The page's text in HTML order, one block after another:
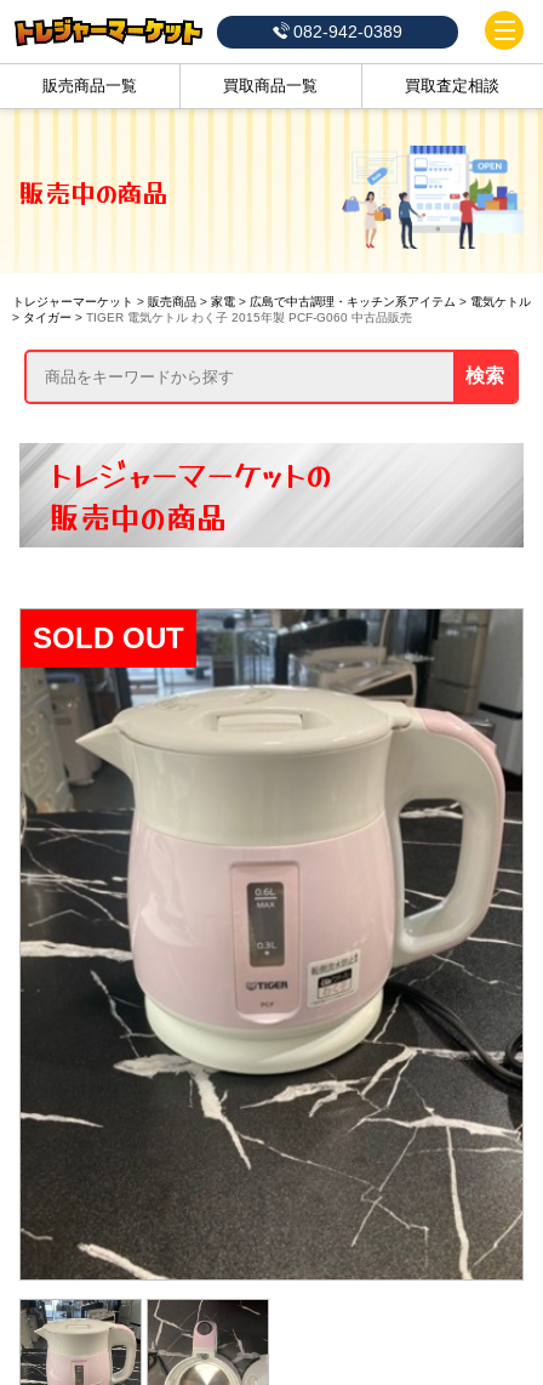
082-942-0389
販売商品一覧 買取商品一覧 買取査定相談
販売中の商品
トレジャーマーケット > 販売商品> 家電> 広島で中古調理・キッチン系アイテム > 電気ケトル
> タイガー > TIGER 電気ケトル わく子 2015年製 PCF-G060 中古品販売
検索
トレジャーマーケットの
販売中の商品
SOLD OUT